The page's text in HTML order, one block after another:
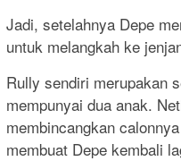
Jadi, setelahnya Depe
untuk melangkah ke
Rully sendiri merupakan
mempunyai dua anak.
membincangkan
membuat Depe kembali